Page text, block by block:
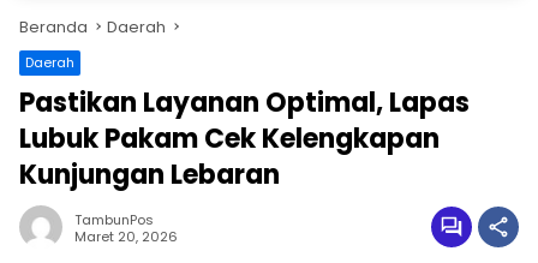
Beranda Daerah
Daerah
Pastikan Layanan Optimal, Lapas
Lubuk Pakam Cek Kelengkapan
Kunjungan Lebaran
TambunPos
Maret 20, 2026